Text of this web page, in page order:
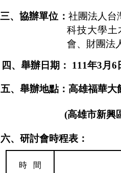
三、協辦單位： 社團法人 台
科技大學土
會、財團法
四、舉辦日期： 111年3月 6
五、舉辦地點：高雄福華大
(高雄市新興
六、研討會時程表：
時 間